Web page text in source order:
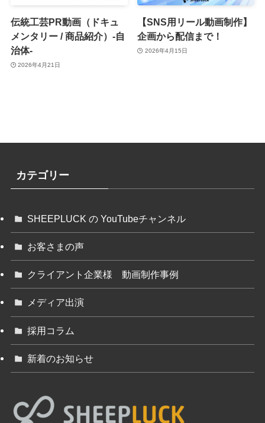
伝統工芸PR動画（ドキュ
メンタリー / 商品紹介）-自
治体-
2026年4月21日
【SNS用リール動画制作】
企画から配信まで！
2026年4月15日
カテゴリー
SHEEPLUCK の YouTubeチャンネル
お客さまの声
クライアント企業様 動画制作事例
メディア出演
採用コラム
新着のお知らせ